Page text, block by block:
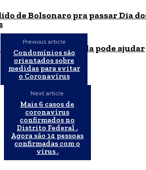
de Bolsonaro pra passar Dia
pessoa desaparecida pode ajudar
Previous article
Condomínios são
orientados sobre
medidas para evitar
o Coronavírus
Next article
Mais 6 casos de
coronavírus
confirmados no
Distrito Federal .
Agora são 14 pessoas
confirmadas com o
vírus .